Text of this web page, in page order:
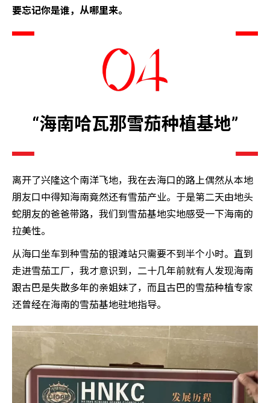
要忘记你是谁，从哪里来。
“海南哈瓦那雪茄种植基地”
离开了兴隆这个南洋飞地，我在去海口的路上偶然从本地
朋友口中得知海南竟然还有雪茄产业。于是第二天由地头
蛇朋友的爸爸带路，我们到雪茄基地实地感受一下海南的
拉美性。
从海口坐车到种雪茄的银滩站只需要不到半个小时。直到
走进雪茄工厂，我才意识到，二十几年前就有人发现海南
跟古巴是失散多年的亲姐妹了，而且古巴的雪茄种植专家
还曾经在海南的雪茄基地驻地指导。